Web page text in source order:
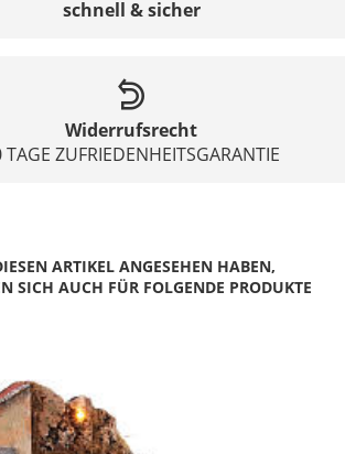
schnell & sicher
Widerrufsrecht
TAGE ZUFRIEDENHEITSGARANTIE
ARTIKEL ANGESEHEN HABEN,
SICH AUCH FÜR FOLGENDE PRODUKTE